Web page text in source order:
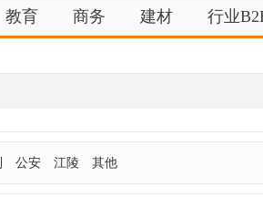
教育 商务 建材 行业
公安 江陵 其他